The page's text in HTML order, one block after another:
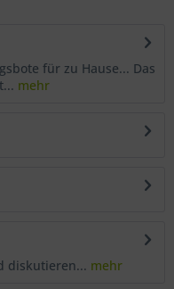
für zu Hause... Das
mehr
diskutieren... mehr